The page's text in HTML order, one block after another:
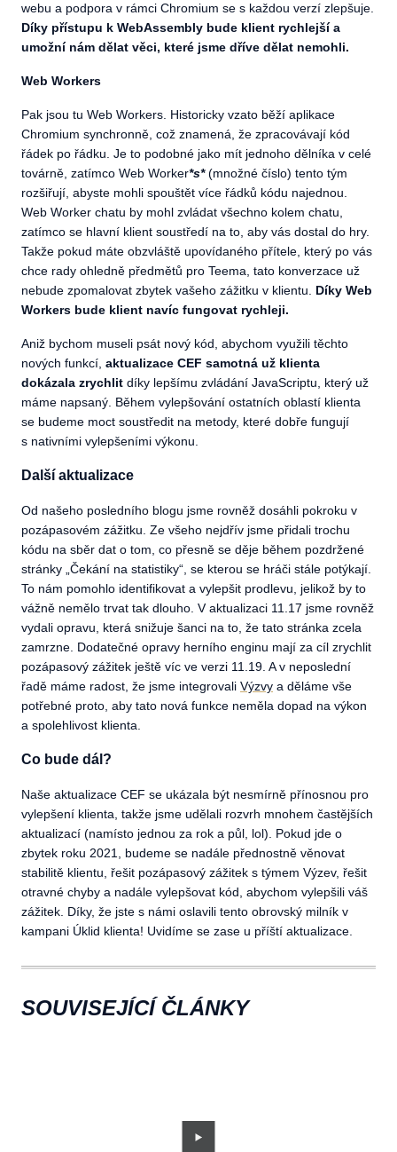
webu a podpora v rámci Chromium se s každou verzí zlepšuje.
Díky přístupu k WebAssembly bude klient rychlejší a
umožní nám dělat věci, které jsme dříve dělat nemohli.
Web Workers
Pak jsou tu Web Workers. Historicky vzato běží aplikace
Chromium synchronně, což znamená, že zpracovávají kód
řádek po řádku. Je to podobné jako mít jednoho dělníka v celé
továrně, zatímco Web Worker*s*(množné číslo) tento tým
rozšiřují, abyste mohli spouštět více řádků kódu najednou.
Web Worker chatu by mohl zvládat všechno kolem chatu,
zatímco se hlavní klient soustředí na to, aby vás dostal do hry.
Takže pokud máte obzvláště upovídaného přítele, který po vás
chce rady ohledně předmětů pro Teema, tato konverzace už
nebude zpomalovat zbytek vašeho zážitku v klientu. Díky Web
Workers bude klient navíc fungovat rychleji.
Aniž bychom museli psát nový kód, abychom využili těchto
nových funkcí, aktualizace CEF samotná už klienta
dokázala zrychlit díky lepšímu zvládání JavaScriptu, který už
máme napsaný. Během vylepšování ostatních oblastí klienta
se budeme moct soustředit na metody, které dobře fungují
s nativními vylepšeními výkonu.
Další aktualizace
Od našeho posledního blogu jsme rovněž dosáhli pokroku v
pozápasovém zážitku. Ze všeho nejdřív jsme přidali trochu
kódu na sběr dat o tom, co přesně se děje během pozdržené
stránky „Čekání na statistiky“, se kterou se hráči stále potýkají.
To nám pomohlo identifikovat a vylepšit prodlevu, jelikož by to
vážně nemělo trvat tak dlouho. V aktualizaci 11.17 jsme rovněž
vydali opravu, která snižuje šanci na to, že tato stránka zcela
zamrzne. Dodatečné opravy herního enginu mají za cíl zrychlit
pozápasový zážitek ještě víc ve verzi 11.19. A v neposlední
řadě máme radost, že jsme integrovali Výzvy a děláme vše
potřebné proto, aby tato nová funkce neměla dopad na výkon
a spolehlivost klienta.
Co bude dál?
Naše aktualizace CEF se ukázala být nesmírně přínosnou pro
vylepšení klienta, takže jsme udělali rozvrh mnohem častějších
aktualizací (namísto jednou za rok a půl, lol). Pokud jde o
zbytek roku 2021, budeme se nadále přednostně věnovat
stabilitě klientu, řešit pozápasový zážitek s týmem Výzev, řešit
otravné chyby a nadále vylepšovat kód, abychom vylepšili váš
zážitek. Díky, že jste s námi oslavili tento obrovský milník v
kampani Úklid klienta! Uvidíme se zase u příští aktualizace.
SOUVISEJÍCÍ ČLÁNKY